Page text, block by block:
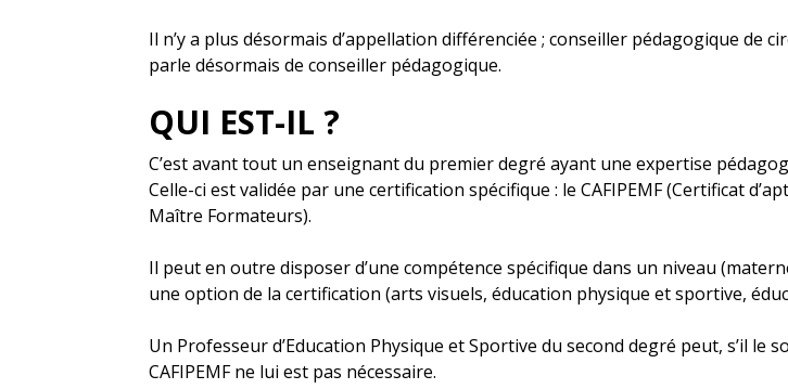
Il n’y a plus désormais d’appellation différenciée ; conseiller pédagogique
parle désormais de conseiller pédagogique.
QUI EST-IL ?
C’est avant tout un enseignant du premier degré ayant une expertise
Celle-ci est validée par une certification spécifique : le CAFIPEMF (Certificat
Maître Formateurs).
Il peut en outre disposer d’une compétence spécifique dans un niveau
une option de la certification (arts visuels, éducation physique et sportive,
Un Professeur d’Education Physique et Sportive du second degré peut, s’il le
CAFIPEMF ne lui est pas nécessaire.